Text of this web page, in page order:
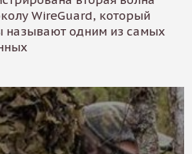
WireGuard, который
называют одним из самых